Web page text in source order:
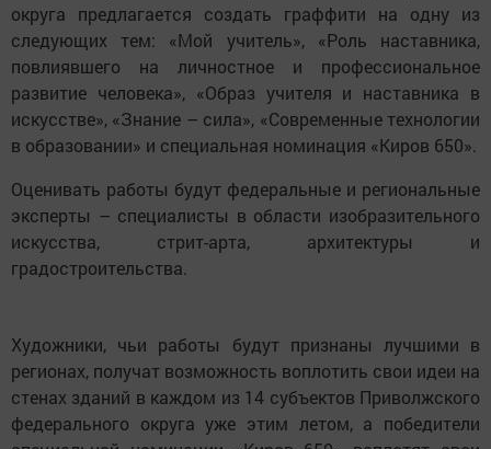
округа предлагается создать граффити на одну из
следующих тем: «Мой учитель», «Роль наставника,
повлиявшего на личностное и профессиональное
развитие человека», «Образ учителя и наставника в
искусстве», «Знание – сила», «Современные технологии
в образовании» и специальная номинация «Киров 650».
Оценивать работы будут федеральные и региональные
эксперты – специалисты в области изобразительного
искусства, стрит-арта, архитектуры и
градостроительства.
Художники, чьи работы будут признаны лучшими в
регионах, получат возможность воплотить свои идеи на
стенах зданий в каждом из 14 субъектов Приволжского
федерального округа уже этим летом, а победители